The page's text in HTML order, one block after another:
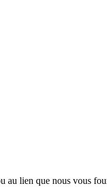
au lien que nous vous